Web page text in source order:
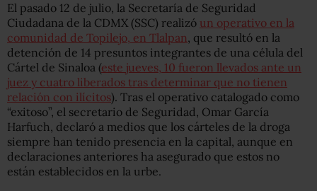
El pasado 12 de julio, la Secretaría de Seguridad
Ciudadana de la CDMX (SSC) realizó un operativo en la
comunidad de Topilejo, en Tlalpan, que resultó en la
detención de 14 presuntos integrantes de una célula del
Cártel de Sinaloa (este jueves, 10 fueron llevados ante un
juez y cuatro liberados tras determinar que no tienen
relación con ilícitos). Tras el operativo catalogado como
“exitoso”, el secretario de Seguridad, Omar García
Harfuch, declaró a medios que los cárteles de la droga
siempre han tenido presencia en la capital, aunque en
declaraciones anteriores ha asegurado que estos no
están establecidos en la urbe.